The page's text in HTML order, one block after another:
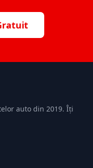
auto din 2019. Îți